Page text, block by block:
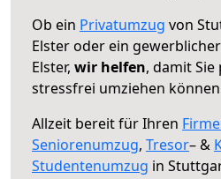
Ob ein Privatumzug von
Elster oder ein
Elster, wir helfen, damit
stressfrei umziehen
Allzeit bereit für Ihren
Seniorenumzug, Tresor– &
Studentenumzug in